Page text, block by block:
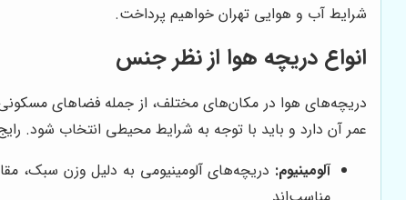
شرایط آب و هوایی تهران خواهیم پرداخت.
انواع دریچه هوا از نظر جنس
دریچه‌های هوا در مکان‌های مختلف، از جمله فضاهای
عمر آن دارد و باید با توجه به شرایط محیطی انتخاب شود.
آلومینیوم: دریچه‌های آلومینیومی به دلیل وزن سبک،